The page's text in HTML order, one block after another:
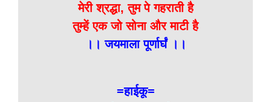
मेरी श्रद्धा, तुम पे गहराती है
तुम्हें एक जो सोना और माटी है
।। जयमाला पूर्णार्घं ।।
=हाईकू=